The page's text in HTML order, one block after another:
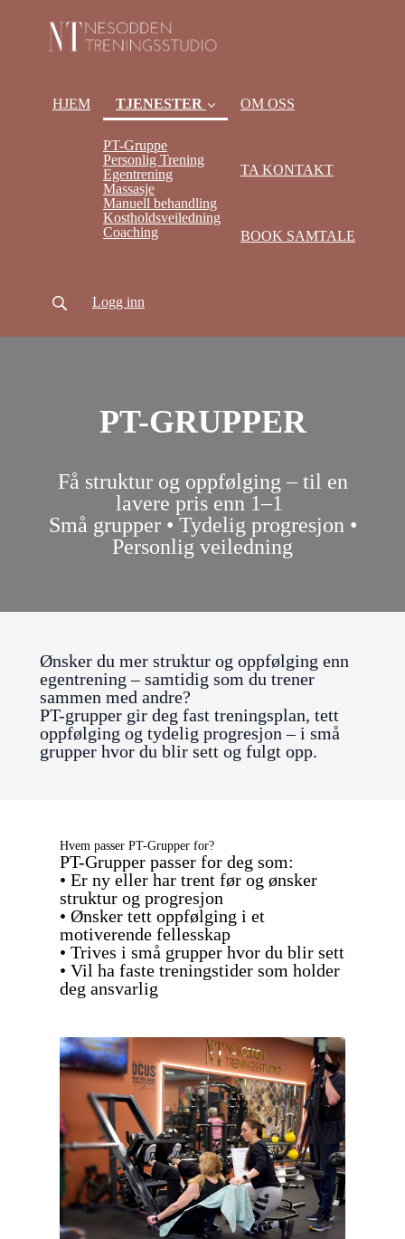
HJEM TJENESTER
PT-Gruppe(current)
Personlig Trening
Egentrening
Massasje
Manuell behandling
Kostholdsveiledning
Coaching
OM OSS
TA KONTAKT
BOOK SAMTALE
Logg inn
PT-GRUPPER
Få struktur og oppfølging – til en
lavere pris enn 1–1
Små grupper • Tydelig progresjon •
Personlig veiledning
Ønsker du mer struktur og oppfølging enn
egentrening – samtidig som du trener
sammen med andre?
PT-grupper gir deg fast treningsplan, tett
oppfølging og tydelig progresjon – i små
grupper hvor du blir sett og fulgt opp.
Hvem passer PT-Grupper for?
PT-Grupper passer for deg som:
• Er ny eller har trent før og ønsker
struktur og progresjon
• Ønsker tett oppfølging i et
motiverende fellesskap
• Trives i små grupper hvor du blir sett
• Vil ha faste treningstider som holder
deg ansvarlig